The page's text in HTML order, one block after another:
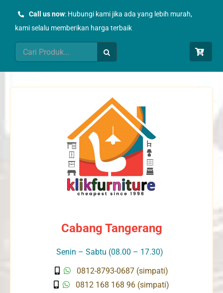
Call us now: Hubungi kami jika ada yang lebih murah,
kami selalu memberikan harga terbaik
Search
for:
Cabang Tangerang
Senin – Sabtu (08.00 – 17.30)
0812-8793-0687 (simpati)
0812 168 168 96 (simpati)